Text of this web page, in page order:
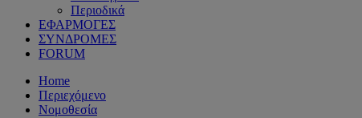
Περιοδικά
ΕΦΑΡΜΟΓΕΣ
ΣΥΝΔΡΟΜΕΣ
FORUM
Home
Περιεχόμενο
Νομοθεσία